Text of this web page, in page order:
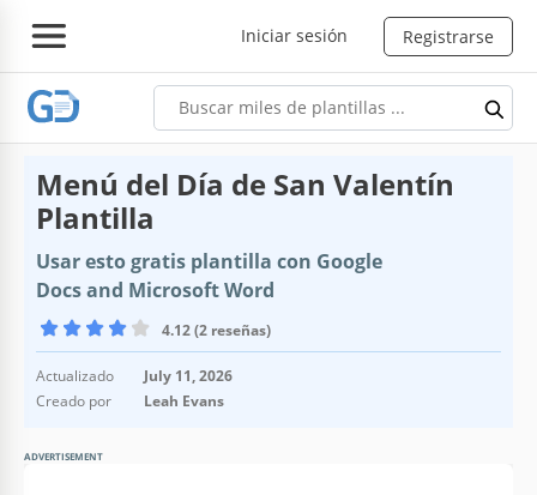
Iniciar sesión Registrarse
Menú del Día de San Valentín
Plantilla
Usar esto gratis plantilla con Google
Docs and Microsoft Word
4.12 (2 reseñas)
Actualizado
July 11, 2026
Creado por
Leah Evans
ADVERTISEMENT